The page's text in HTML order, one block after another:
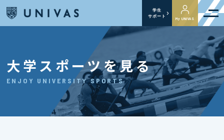
学生
サポート
My UNIVAS
大学スポーツを見る
ENJOY UNIVERSITY SPORTS